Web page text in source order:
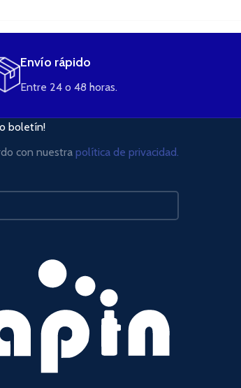
Envío rápido
Entre 24 o 48 horas.
boletín!
con nuestra política de privacidad.